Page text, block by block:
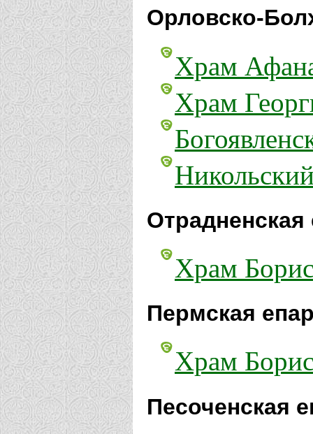
Орловско-
Храм
Храм
Отрадненская
Храм
Пермская
Храм
Песоченская